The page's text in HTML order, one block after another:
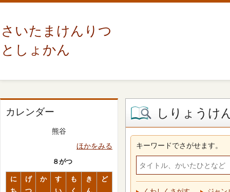
さいたまけんりつ
としょかん
カレンダー
熊谷
ほかをみる
８がつ
に
げ
か
す
も
き
ど
しりょうけ
キーワードでさがせます。